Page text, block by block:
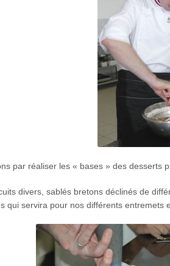
par réaliser les « bases » des desserts
divers, sablés bretons déclinés de
qui servira pour nos différents entremets